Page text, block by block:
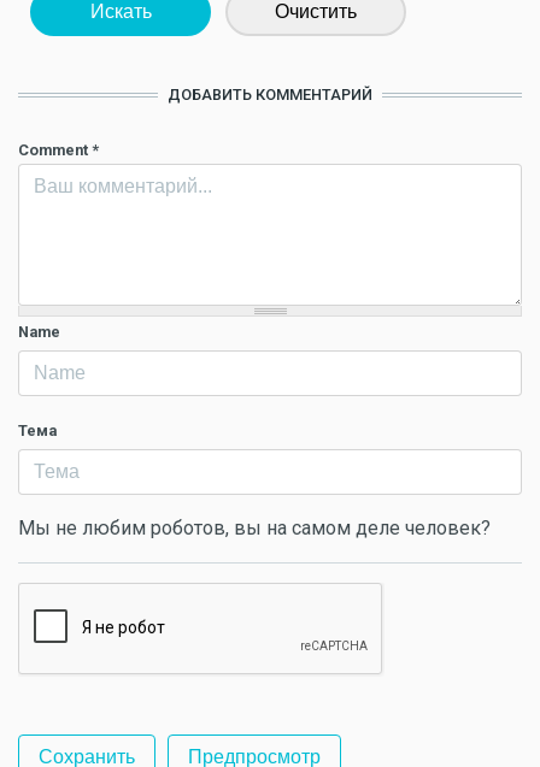
Искать Очистить
ДОБАВИТЬ КОММЕНТАРИЙ
Comment *
Name
Тема
Мы не любим роботов, вы на самом деле человек?